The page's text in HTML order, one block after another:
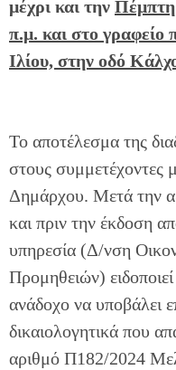
μέχρι και την
π.μ. και στο
Ιλίου, στην οδό
Το αποτέλεσμα της
στους συμμετέχοντες
Δημάρχου. Μετά την
και πριν την έκδοση
υπηρεσία (Δ/νση
Προμηθειών)
ανάδοχο να υποβάλει
δικαιολογητικά που
αριθμό Π182/2024